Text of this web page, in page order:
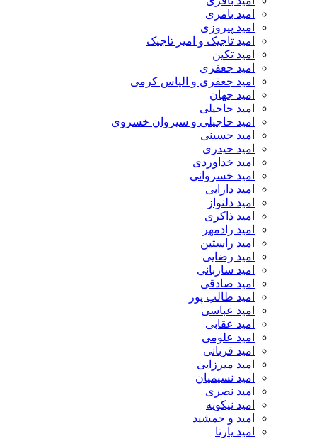
امید بامری
امید پیروزی
امید تاجیک و امیر تاجیک
امید تکین
امید جعفری
امید جعفری و الیاس کرمی
امید جهان
امید حاجیلی
امید حاجیلی و سیروان خسروی
امید حسینی
امید حیدری
امید خداوردی
امید خسروانی
امید دارابی
امید دلنواز
امید ذاکری
امید رادمهر
امید راستین
امید رضایی
امید ساربانی
امید صادقی
امید طالب پور
امید عباسی
امید عقابی
امید علومی
امید قربانی
امید میرزایی
امید نسیمیان
امید نصری
امید نیکویه
امید و جمشید
امید یارتا